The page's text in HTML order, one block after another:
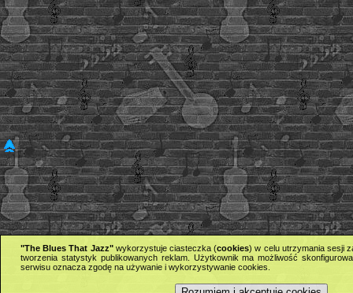
"The Blues That Jazz"wykorzystuje ciasteczka (cookies) w celu utrzymania sesji
tworzenia statystyk publikowanych reklam. Użytkownik ma możliwość
serwisu oznacza zgodę na używanie i wykorzystywanie cookies.